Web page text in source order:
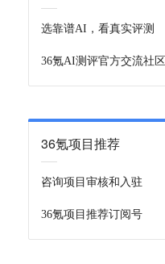
选靠谱AI，看真实评测
36氪AI测评官方交流社区
36氪项目推荐
咨询项目审核和入驻
36氪项目推荐订阅号